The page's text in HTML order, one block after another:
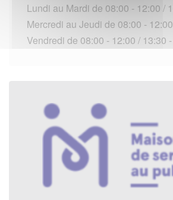
Lundi au Mardi de 08:00 - 12:00 /
Mercredi au Jeudi de 08:00 -
Vendredi de 08:00 - 12:00 / 13:30